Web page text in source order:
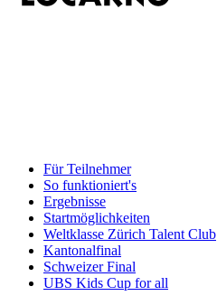
Für Teilnehmer
So funktioniert's
Ergebnisse
Startmöglichkeiten
Weltklasse Zürich Talent Club
Kantonalfinal
Schweizer Final
UBS Kids Cup for all